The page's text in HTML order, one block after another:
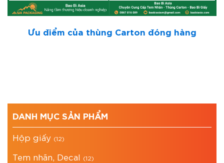
Ưu điểm của thùng Carton đóng hàng
DANH MỤC SẢN PHẨM
Hộp giấy (12)
Tem nhãn, Decal (12)